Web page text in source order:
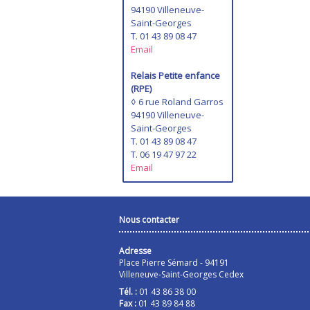
94190 Villeneuve-
Saint-Georges
T. 01 43 89 08 47
Email
Relais Petite enfance
(RPE)
◊ 6 rue Roland Garros
94190 Villeneuve-
Saint-Georges
T. 01 43 89 08 47
T. 06 19 47 97 22
Email
Nous contacter
Adresse
Place Pierre Sémard - 94191
Villeneuve-Saint-Georges Cedex
Tél. : 01 43 86 38 00
Fax : 01 43 89 84 88